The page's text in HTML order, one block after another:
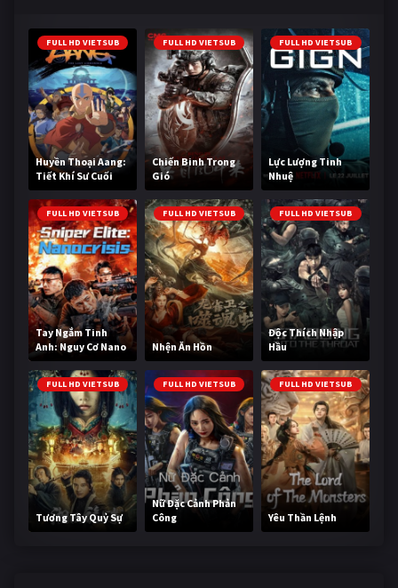
FULL HD VIETSUB
Huyền Thoại Aang:
Tiết Khí Sư Cuối
Cùng
FULL HD VIETSUB
Chiến Binh Trong
Gió
FULL HD VIETSUB
Lực Lượng Tinh
Nhuệ
FULL HD VIETSUB
Tay Ngắm Tinh
Anh: Nguy Cơ Nano
FULL HD VIETSUB
Nhện Ăn Hồn
FULL HD VIETSUB
Độc Thích Nhập
Hầu
FULL HD VIETSUB
Tương Tây Quỷ Sự
FULL HD VIETSUB
Nữ Đặc Cảnh Phản
Công
FULL HD VIETSUB
Yêu Thần Lệnh